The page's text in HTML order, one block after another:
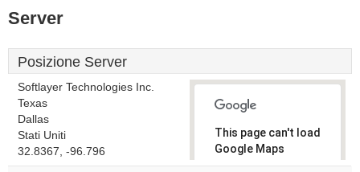
Server
Posizione Server
Softlayer Technologies Inc.
Texas
Dallas
Stati Uniti
32.8367, -96.796
This page can't load
Google Maps
correctly.